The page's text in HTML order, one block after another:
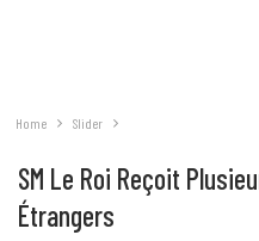
Home Slider
SM Le Roi Reçoit
Étrangers